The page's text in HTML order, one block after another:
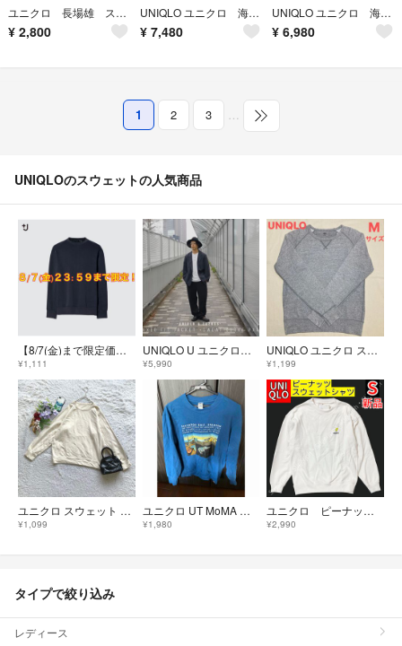
ユニクロ 長場雄 スウェットシャツ ネイビー Sサイズ
¥ 2,800
UNIQLO ユニクロ 海外限定 S ジブリコラボ スウェット もののけ姫
¥ 7,480
UNIQLO ユニクロ 海外限定 L ジブリコラボ スウェット 千と千尋の神隠し
¥ 6,980
1 2 3 …
UNIQLOのスウェットの人気商品
【8/7(金)まで限定価格】UNIQLO +J ドライスウェットシャツ ネイビー ユニクロ プラスジェイ L ジルサンダー コラボ
¥1,111
UNIQLO U ユニクロユー スウェットカーブパンツ ダークグレー Mサイズ ☆大人の天然素材 カワシマタカヒロ シュウト絶賛
¥5,990
UNIQLO ユニクロ スウェット 長袖 グレー Mサイズ ラグラン トレーナー
¥1,199
ユニクロ スウェット 長袖 ラグラン L 普段着 コットン混 メンズ 着回し
¥1,099
ユニクロ UT MoMA ダリ 記憶の固執 スウェット ブルー M
¥1,980
ユニクロ ピーナッツ スウェットシャツ 長袖 オフホワイト Sサイズ
¥2,990
タイプで絞り込み
レディース